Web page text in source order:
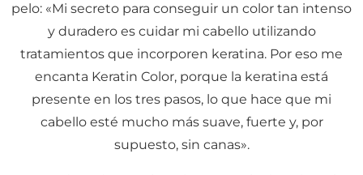
pelo: «Mi secreto para conseguir un color tan intenso
y duradero es cuidar mi cabello utilizando
tratamientos que incorporen keratina. Por eso me
encanta Keratin Color, porque la keratina está
presente en los tres pasos, lo que hace que mi
cabello esté mucho más suave, fuerte y, por
supuesto, sin canas».